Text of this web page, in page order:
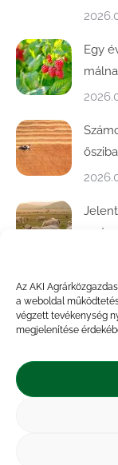
Az AKI
a weboldal
végzett tevékenység
megjelenítése
Egy
az
A